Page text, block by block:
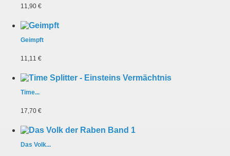
11,90 €
Geimpft
11,11 €
Time...
17,70 €
Das Volk...